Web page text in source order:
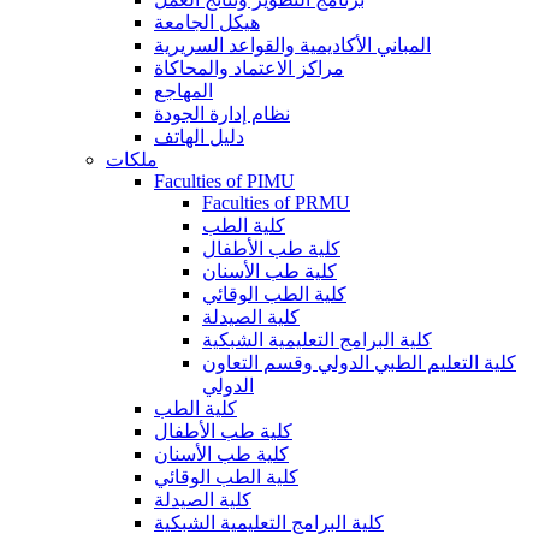
هيكل الجامعة
المباني الأكاديمية والقواعد السريرية
مراكز الاعتماد والمحاكاة
المهاجع
نظام إدارة الجودة
دليل الهاتف
ملكات
Faculties of PIMU
Faculties of PRMU
كلية الطب
كلية طب الأطفال
كلية طب الأسنان
كلية الطب الوقائي
كلية الصيدلة
كلية البرامج التعليمية الشبكية
كلية التعليم الطبي الدولي وقسم التعاون
الدولي
كلية الطب
كلية طب الأطفال
كلية طب الأسنان
كلية الطب الوقائي
كلية الصيدلة
كلية البرامج التعليمية الشبكية